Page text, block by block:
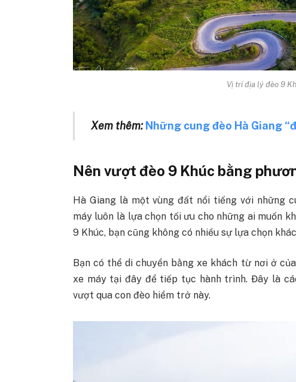
Vị trí địa lý đèo 9
Xem thêm: Những cung đèo Hà Giang
Nên vượt đèo 9 Khúc bằng
Hà Giang là một vùng đất nổi tiếng với những
máy luôn là lựa chọn tối ưu cho những ai muốn
9 Khúc, bạn cũng không có nhiều sự lựa chọn
Bạn có thể di chuyển bằng xe khách từ nơi ở
xe máy tại đây để tiếp tục hành trình. Đây là
vượt qua con đèo hiểm trở này.